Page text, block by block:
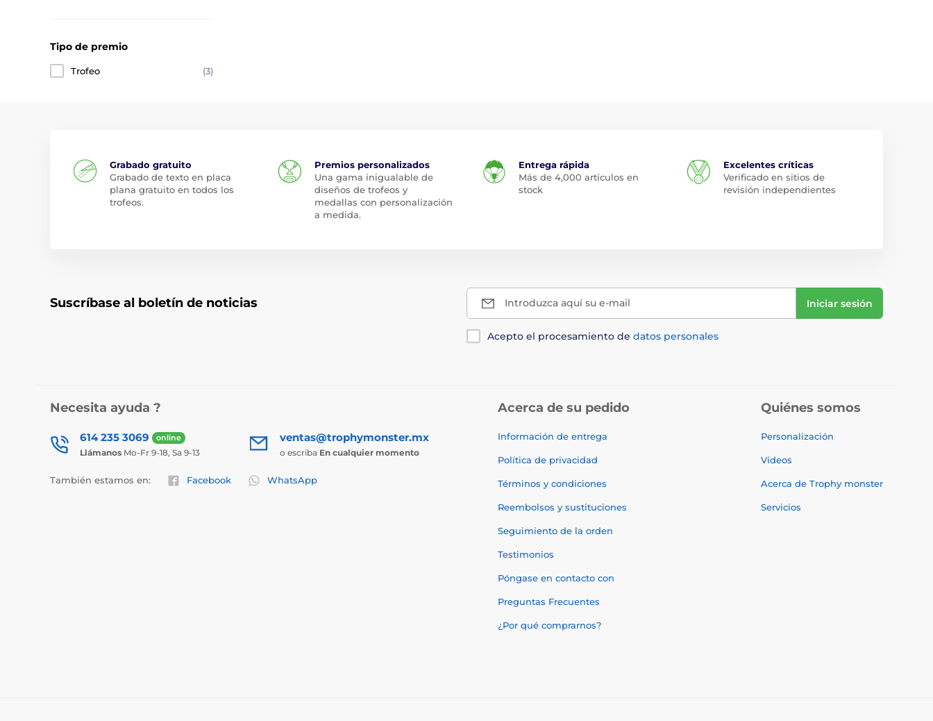
Tipo de premio
Trofeo (3)
Grabado gratuito
Grabado de texto en placa
plana gratuito en todos los
trofeos.
Premios personalizados
Una gama inigualable de
diseños de trofeos y
medallas con personalización
a medida.
Entrega rápida
Más de 4,000 artículos en
stock
Excelentes críticas
Verificado en sitios de
revisión independientes
Suscríbase al boletín de noticias Introduzca aquí su e-mail Iniciar sesión
Acepto el procesamiento de datos personales
Necesita ayuda ?
614 235 3069 online
Llámanos Mo-Fr 9-18, Sa 9-13
ventas@trophymonster.mx
o escriba En cualquier momento
También estamos en: Facebook WhatsApp
Acerca de su pedido
Información de entrega
Política de privacidad
Términos y condiciones
Reembolsos y sustituciones
Seguimiento de la orden
Testimonios
Póngase en contacto con
Preguntas Frecuentes
¿Por qué comprarnos?
Quiénes somos
Personalización
Vídeos
Acerca de Trophy monster
Servicios